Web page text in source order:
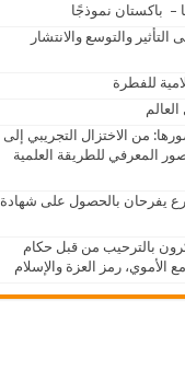
– باكستان نموذجًا
التأثير والتوسع والانتشار
للفطرة
من الاختزال التجريبي إلى
المعرفي للطريقة العلمية
يفرحان بالحصول على شهادة
بالترحيب من قبل حكام
الأموي، رمز العزة والإسلام